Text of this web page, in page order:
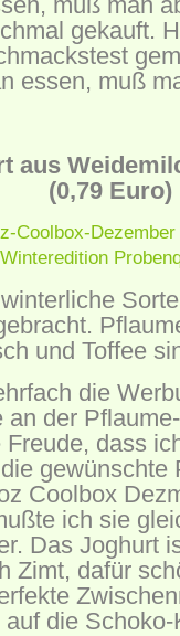
gekauft.
essen, muß
aus
(0,79 Euro)
und Toffee
die
an der
dass
gewünschte
Coolbox
ich sie
Das Joghurt
Zimt, dafür
die